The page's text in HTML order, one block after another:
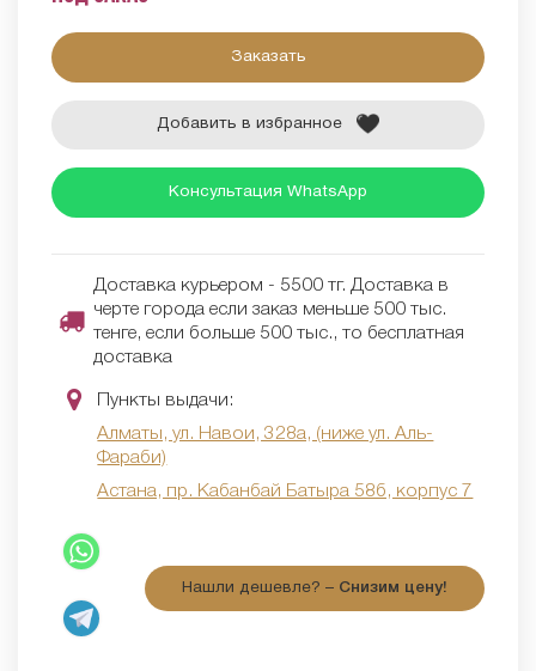
Заказать
Добавить в избранное
Консультация WhatsApp
Доставка курьером - 5500 тг. Доставка в
черте города если заказ меньше 500 тыс.
тенге, если больше 500 тыс., то бесплатная
доставка
Пункты выдачи:
Алматы, ул. Навои, 328а, (ниже ул. Аль-
Фараби)
Астана, пр. Кабанбай Батыра 58б, корпус 7
Нашли дешевле? – Снизим цену!